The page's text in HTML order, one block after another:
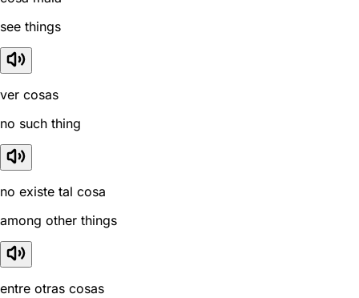
see things
ver cosas
no such thing
no existe tal cosa
among other things
entre otras cosas